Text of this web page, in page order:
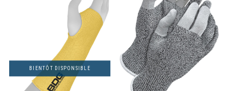
BIENTÔT DISPONSIBLE